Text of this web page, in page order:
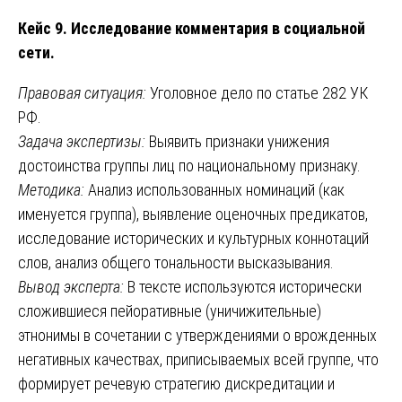
Кейс 9. Исследование комментария в социальной
сети.
Правовая ситуация: Уголовное дело по статье 282 УК
РФ.
Задача экспертизы: Выявить признаки унижения
достоинства группы лиц по национальному признаку.
Методика: Анализ использованных номинаций (как
именуется группа), выявление оценочных предикатов,
исследование исторических и культурных коннотаций
слов, анализ общего тональности высказывания.
Вывод эксперта: В тексте используются исторически
сложившиеся пейоративные (уничижительные)
этнонимы в сочетании с утверждениями о врожденных
негативных качествах, приписываемых всей группе, что
формирует речевую стратегию дискредитации и